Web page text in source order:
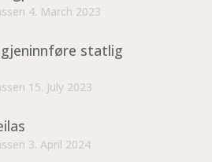
4. March 2023
statlig
15. July 2023
3. April 2024